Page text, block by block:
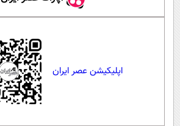
اپلیکیشن عصر ایران